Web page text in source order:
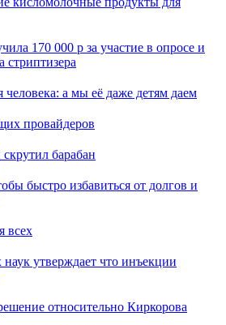
170 000 р за участие в опросе и
стриптизера
человека: а мы её даже детям даем
провайдеров
барабан
быстро избавиться от долгов и
всех
утверждает что инъекции
относительно Киркорова